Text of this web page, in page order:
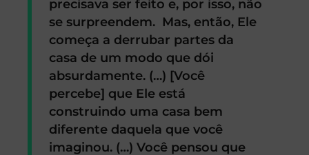
precisava ser feito e, por isso, não
se surpreendem. Mas, então, Ele
começa a derrubar partes da
casa de um modo que dói
absurdamente. (…) [Você
percebe] que Ele está
construindo uma casa bem
diferente daquela que você
imaginou. (…) Você pensou que